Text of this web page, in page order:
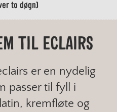
to døgn)
TIL ECLAIRS
er en nydelig
passer til fyll i
kremfløte og